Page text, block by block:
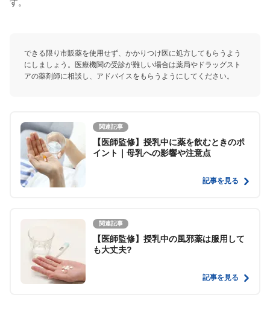
す。
できる限り市販薬を使用せず、かかりつけ医に処方してもらうよう
にしましょう。医療機関の受診が難しい場合は薬局やドラッグスト
アの薬剤師に相談し、アドバイスをもらうようにしてください。
関連記事
【医師監修】授乳中に薬を飲むときのポ
イント｜母乳への影響や注意点
記事を見る
関連記事
【医師監修】授乳中の風邪薬は服用して
も大丈夫?
記事を見る